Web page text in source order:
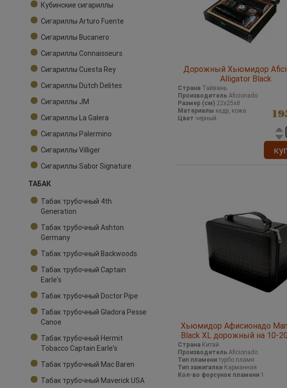
Кубинские сигариллы
Сигариллы Arturo Fuente
Сигариллы Bucanero
Сигариллы Connaisseurs
Сигариллы Cuesta Rey
Сигариллы Dutch Delites
Сигариллы JM
Сигариллы La Galera
Сигариллы Palermino
Сигариллы Villiger
Сигариллы Sabor Signature
ТАБАК
Табак трубочный 4th
Generation
Табак трубочный Ashton
Germany
Табак трубочный Backwoods
Табак трубочный Captain
Earle's
Табак трубочный Doctor Pipe
Табак трубочный Gladora Pesse
Canoe
Табак трубочный Hermit
Tobacco Captain Earle's
Табак трубочный Mac Baren
Табак трубочный Maverick USA
Дорожный Хьюмидор
Alligator Black
Страна Тайвань
Производитель Aficionado
Размер (см) 22х25х8
Материалы кедр, кожа
Цвет черный
Хьюмидор Афисионадо
Black XL дорожный на 10-
Страна Китай
Производитель Aficionado
Тип пламени турбо пламя
Тип зажигалки Карманная
Кол-во форсунок пламени 1